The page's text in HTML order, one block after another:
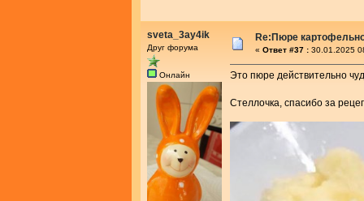
sveta_3ay4ik
Друг форума
Онлайн
Re:Пюре
« Ответ #37 : 30.01.2025
Это пюре действительно
Стеллочка, спасибо за